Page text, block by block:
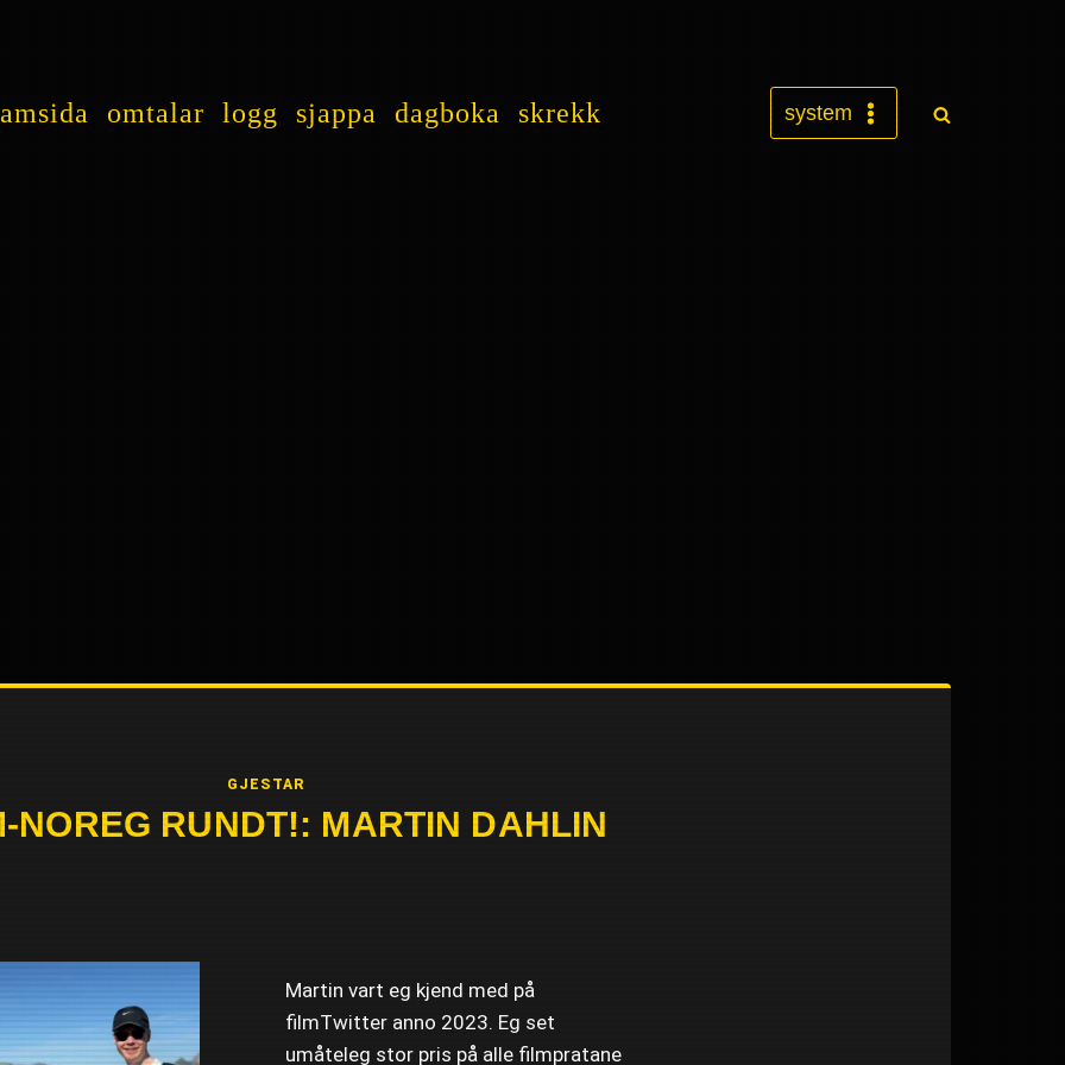
omtalar logg sjappa dagboka skrekk system
GJESTAR
NOREG RUNDT!: MARTIN DAHLIN
Martin vart eg kjend med på
filmTwitter anno 2023. Eg set
umåteleg stor pris på alle filmpratane